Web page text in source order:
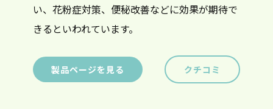
い、花粉症対策、便秘改善などに効果が期待で
きるといわれています。
製品ページを見る クチコミ